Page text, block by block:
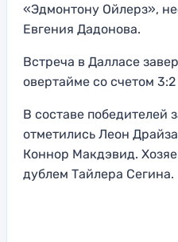
«Эдмонтону Ойлерз»,
Евгения Дадонова.
Встреча в Далласе
овертайме со счетом
В составе
отметились Леон
Коннор Макдэвид.
дублем Тайлера Сегина.